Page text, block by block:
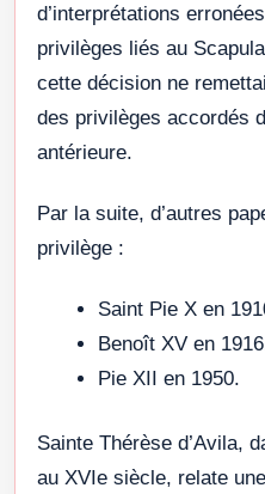
d’interprétations
privilèges liés au
cette décision ne
des privilèges accordés
antérieure.
Par la suite, d’autres
privilège :
Saint Pie X en
Benoît XV en
Pie XII en 1950.
Sainte Thérèse d’Avila,
au XVIe siècle, relate